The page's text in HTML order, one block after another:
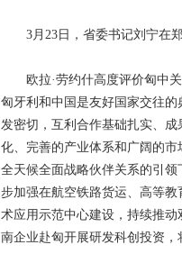
3月23日，省委书记刘宁在郑
欧拉·劳约什高度评价匈中关
匈牙利和中国是友好国家交往
发密切，互利合作基础扎实、
化、完善的产业体系和广阔的
全天候全面战略伙伴关系的引领
步加强在航空铁路货运、高等
术应用示范中心建设，持续推
南企业赴匈开展研发科创投资，